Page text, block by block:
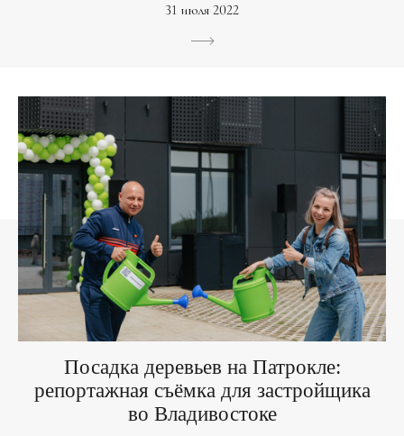
31 июля 2022
Посадка деревьев на Патрокле:
репортажная съёмка для застройщика
во Владивостоке